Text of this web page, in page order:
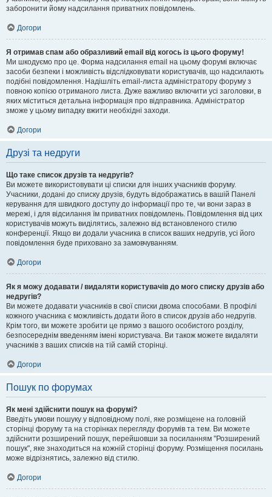
заборонити йому надсилання приватних повідомлень.
Догори
Я отримав спам або образливий email від когось із цього форуму!
Ми шкодуємо про це. Форма надсилання email на цьому форумі включає
засоби безпеки і можливість відслідковувати користувачів, що надсилають
подібні повідомлення. Надішліть email-листа адміністратору форуму з
повною копією отриманого листа. Дуже важливо включити усі заголовки, в
яких міститься детальна інформація про відправника. Адміністратор
зможе у цьому випадку вжити необхідні заходи.
Догори
Друзі та недруги
Що таке список друзів та недругів?
Ви можете використовувати ці списки для інших учасників форуму.
Учасники, додані до списку друзів, будуть відображатись в вашій Панелі
керування для швидкого доступу до інформації про те, чи вони зараз в
мережі, і для відсилання їм приватних повідомлень. Повідомлення від цих
користувачів можуть виділятись, залежно від встановленого стилю
конференції. Якщо ви додали учасника в список ваших недругів, усі його
повідомлення буде приховано за замовчуванням.
Догори
Як я можу додавати / видаляти користувачів до мого списку друзів або
недругів?
Ви можете додавати учасників в свої списки двома способами. В профілі
кожного учасника є можливість додати його в список друзів або недругів.
Крім того, ви можете зробити це прямо з вашого особистого розділу,
безпосереднім введенням імені користувача. Ви також можете видаляти
учасників з ваших списків на тій самій сторінці.
Догори
Пошук по форумах
Як мені здійснити пошук на форумі?
Введіть умови пошуку у відповідному полі, яке розміщене на головній
сторінці форуму та на сторінках перегляду форумів та тем. Ви можете
здійснити розширений пошук, перейшовши за посиланням "Розширений
пошук", яке знаходиться на кожній сторінці форуму. Розміщення посилань
може відрізнятись, залежно від стилю.
Догори